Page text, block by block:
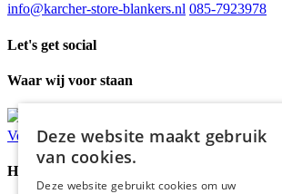
info@karcher-store-blankers.nl 085-7923978
Let's get social
Waar wij voor staan
Ophalen in Echt of
Verzondenbinnen 48 uur* Persoonlijk
Handige Links
Deze website maakt gebruik
van cookies.
Deze website gebruikt cookies om uw